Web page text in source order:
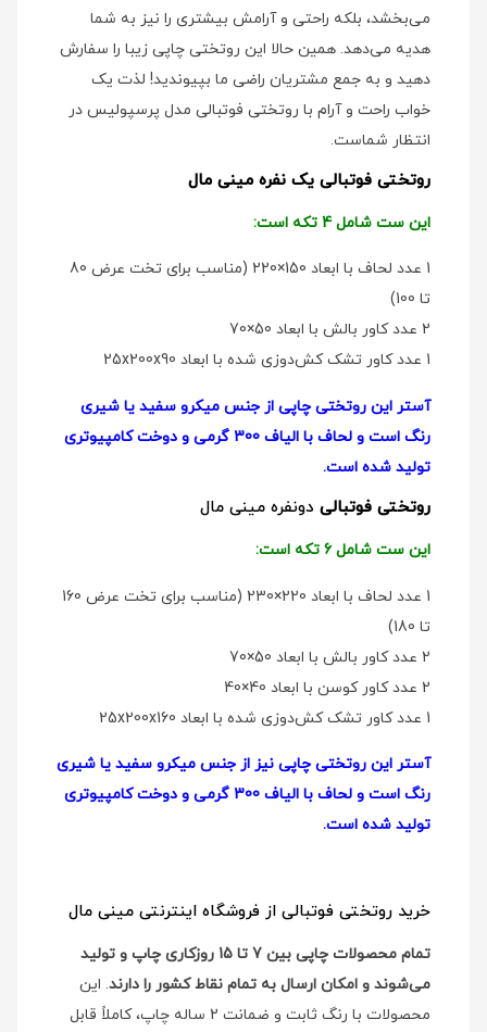
می‌بخشد، بلکه راحتی و آرامش بیشتری را نیز به شما
هدیه می‌دهد. همین حالا این روتختی چاپی زیبا را سفارش
دهید و به جمع مشتریان راضی ما بپیوندید! لذت یک
خواب راحت و آرام با روتختی فوتبالی مدل پرسپولیس در
انتظار شماست.
روتختی فوتبالی یک نفره مینی مال
این ست شامل 4 تکه است:
1 عدد لحاف با ابعاد 150×220 (مناسب برای تخت عرض 80
تا 100)
2 عدد کاور بالش با ابعاد 50×70
1 عدد کاور تشک کش‌دوزی شده با ابعاد 25x200x90
آستر این روتختی چاپی از جنس میکرو سفید یا شیری
رنگ است و لحاف با الیاف 300 گرمی و دوخت کامپیوتری
تولید شده است.
روتختی فوتبالی دو‌نفره مینی مال
این ست شامل 6 تکه است:
1 عدد لحاف با ابعاد 220×230 (مناسب برای تخت عرض 160
تا 180)
2 عدد کاور بالش با ابعاد 50×70
2 عدد کاور کوسن با ابعاد 40×40
1 عدد کاور تشک کش‌دوزی شده با ابعاد 25x200x160
آستر این روتختی چاپی نیز از جنس میکرو سفید یا شیری
رنگ است و لحاف با الیاف 300 گرمی و دوخت کامپیوتری
تولید شده است.
خرید روتختی فوتبالی از فروشگاه اینترنتی مینی مال
تمام محصولات چاپی بین 7 تا 15 روزکاری چاپ و تولید
می‌شوند و امکان ارسال به تمام نقاط کشور را دارند. این
محصولات با رنگ ثابت و ضمانت 2 ساله چاپ، کاملاً قابل